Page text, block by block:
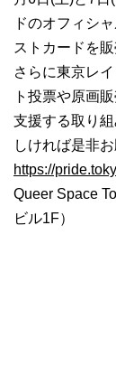
ドのオフィシ
ストカードを
さらに東京レ
ト投票や原画
支援する取り
しければ是非
https://
Queer Space
ビル1F）